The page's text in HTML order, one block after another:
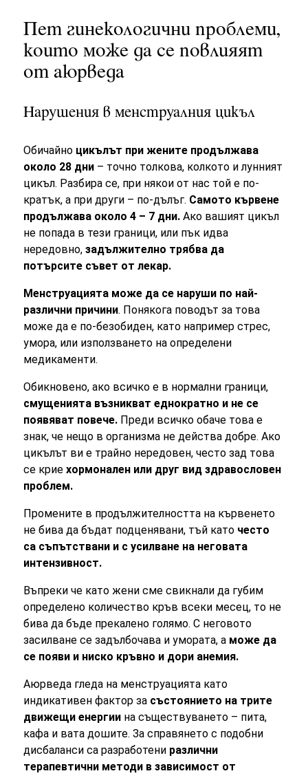
Пет гинекологични проблеми,
които може да се повлияят
от аюрведа
Нарушения в менструалния цикъл
Обичайно цикълът при жените продължава
около 28 дни – точно толкова, колкото и лунният
цикъл. Разбира се, при някои от нас той е по-
кратък, а при други – по-дълъг. Самото кървене
продължава около 4 – 7 дни. Ако вашият цикъл
не попада в тези граници, или пък идва
нередовно,задължително трябва да
потърсите съвет от лекар.
Менструацията може да се наруши по най-
различни причини. Понякога поводът за това
може да е по-безобиден, като например стрес,
умора, или използването на определени
медикаменти.
Обикновено, ако всичко е в нормални граници,
смущенията възникват еднократно и не се
появяват повече. Преди всичко обаче това е
знак, че нещо в организма не действа добре. Ако
цикълът ви е трайно нередовен, често зад това
се крие хормонален или друг вид здравословен
проблем.
Промените в продължителността на кървенето
не бива да бъдат подценявани, тъй като често
са съпътствани и с усилване на неговата
интензивност.
Въпреки че като жени сме свикнали да губим
определено количество кръв всеки месец, то не
бива да бъде прекалено голямо. С неговото
засилване се задълбочава и умората, а може да
се появи и ниско кръвно и дори анемия.
Аюрведа гледа на менструацията като
индикативен фактор за състоянието на трите
движещи енергии на съществуването – пита,
кафа и вата дошите. За справянето с подобни
дисбаланси са разработени различни
терапевтични методи в зависимост от